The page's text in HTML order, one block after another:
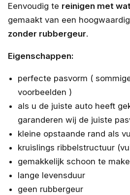
Eenvoudig te reinigen met
gemaakt van een
zonder rubbergeur.
Eigenschappen:
perfecte pasvorm (
voorbeelden )
als u de juiste auto heeft
garanderen wij de juiste
kleine opstaande rand als
kruislings ribbelstructuur
gemakkelijk schoon te
lange levensduur
geen rubbergeur